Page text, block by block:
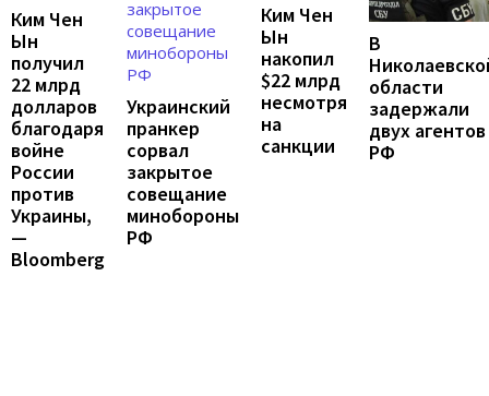
Ким Чен
Ын
получил
22 млрд
долларов
благодаря
войне
России
против
Украины,
—
Bloomberg
Украинский
пранкер
сорвал
закрытое
совещание
минобороны
РФ
Ким Чен
Ын
накопил
$22 млрд
несмотря
на
санкции
В
области
задержали
двух агентов
РФ